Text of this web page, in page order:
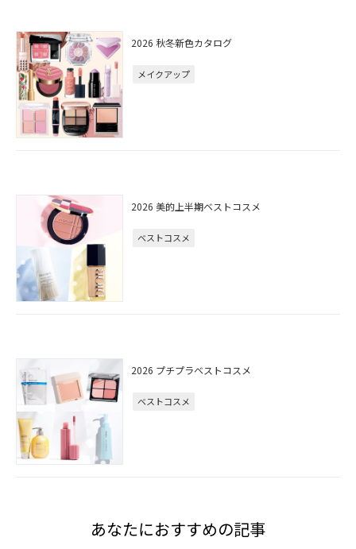
2026 秋冬新色カタログ
メイクアップ
2026 美的上半期ベストコスメ
ベストコスメ
2026 プチプラベストコスメ
ベストコスメ
あなたにおすすめの記事